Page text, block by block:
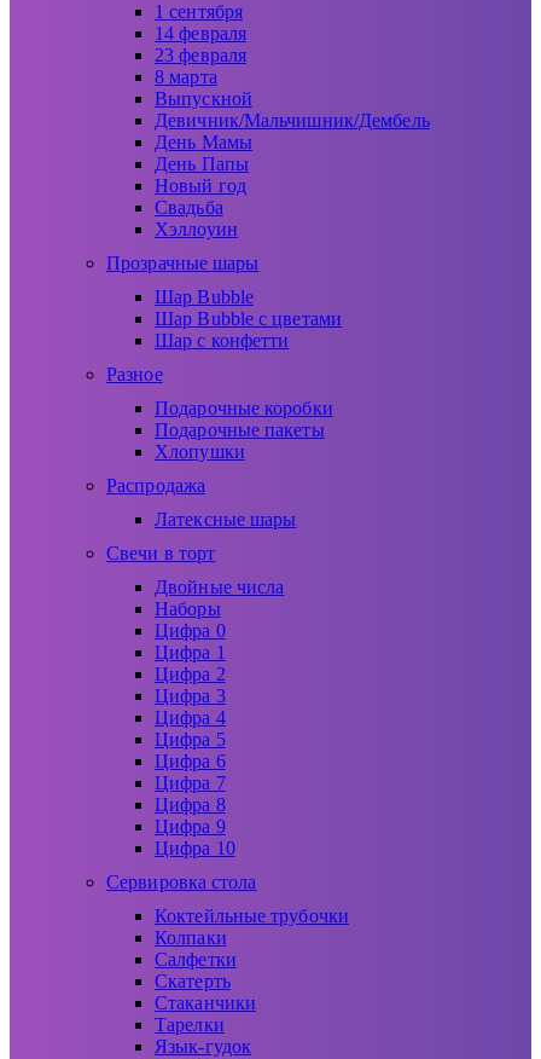
1 сентября
14 февраля
23 февраля
8 марта
Выпускной
Девичник/Мальчишник/Дембель
День Мамы
День Папы
Новый год
Свадьба
Хэллоуин
Прозрачные шары
Шар Bubble
Шар Bubble с цветами
Шар с конфетти
Разное
Подарочные коробки
Подарочные пакеты
Хлопушки
Распродажа
Латексные шары
Свечи в торт
Двойные числа
Наборы
Цифра 0
Цифра 1
Цифра 2
Цифра 3
Цифра 4
Цифра 5
Цифра 6
Цифра 7
Цифра 8
Цифра 9
Цифра 10
Сервировка стола
Коктейльные трубочки
Колпаки
Салфетки
Скатерть
Стаканчики
Тарелки
Язык-гудок